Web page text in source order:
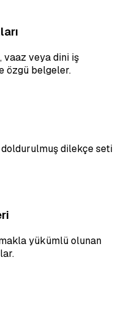
vaaz veya dini iş
özgü belgeler.
doldurulmuş dilekçe seti
yükümlü olunan